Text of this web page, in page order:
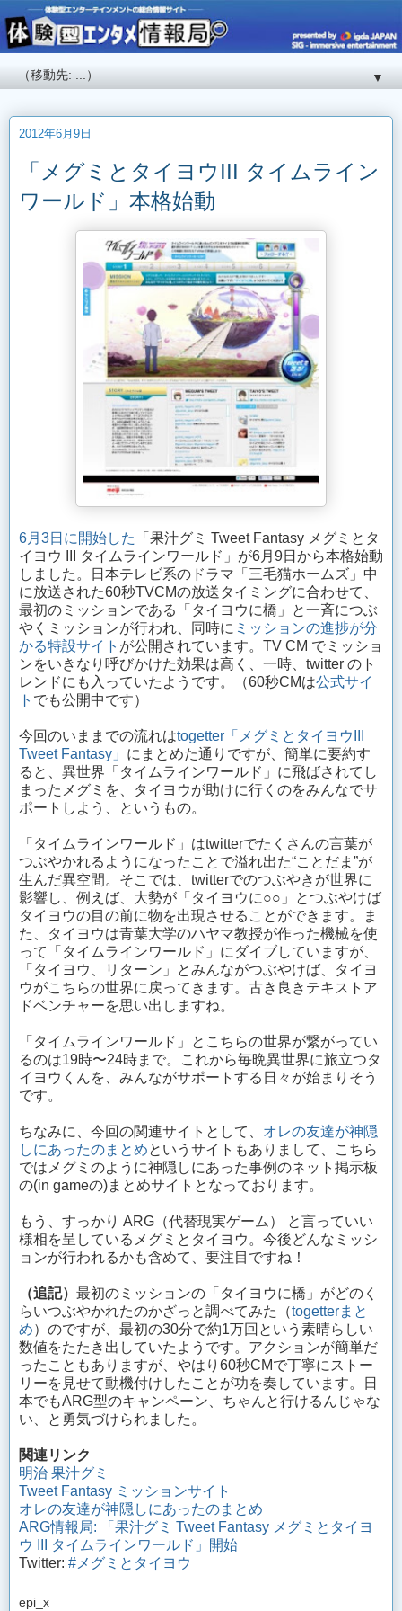
▼
2012年6月9日
「メグミとタイヨウIII タイムライン
ワールド」本格始動
6月3日に開始した
「果汁グミ Tweet Fantasy メグミとタ
イヨウ III タイムラインワールド」が6月9日から本格始動
しました。日本テレビ系のドラマ「三毛猫ホームズ」中
に放送された60秒TVCMの放送タイミングに合わせて、
最初のミッションである「タイヨウに橋」と一斉につぶ
やくミッションが行われ、同時に ミッションの進捗が分
かる特設サイト が公開されています。TV CM でミッショ
ンをいきなり呼びかけた効果は高く、一時、twitter のト
レンドにも入っていたようです。（60秒CMは公式サイ
ト でも公開中です）
今回のいままでの流れはtogetter「メグミとタイヨウIII
Tweet Fantasy」 にまとめた通りですが、簡単に要約す
ると、異世界「タイムラインワールド」に飛ばされてし
まったメグミを、タイヨウが助けに行くのをみんなでサ
ポートしよう、というもの。
「タイムラインワールド」はtwitterでたくさんの言葉が
つぶやかれるようになったことで溢れ出た“ことだま”が
生んだ異空間。そこでは、twitterでのつぶやきが世界に
影響し、例えば、大勢が「タイヨウに○○」とつぶやけば
タイヨウの目の前に物を出現させることができます。ま
た、タイヨウは青葉大学のハヤマ教授が作った機械を使
って「タイムラインワールド」にダイブしていますが、
「タイヨウ、リターン」とみんながつぶやけば、タイヨ
ウがこちらの世界に戻ってきます。古き良きテキストア
ドベンチャーを思い出しますね。
「タイムラインワールド」とこちらの世界が繋がってい
るのは19時〜24時まで。これから毎晩異世界に旅立つタ
イヨウくんを、みんながサポートする日々が始まりそう
です。
ちなみに、今回の関連サイトとして、 オレの友達が神隠
しにあったのまとめというサイトもありまして、こちら
ではメグミのように神隠しにあった事例のネット掲示板
の(in gameの)まとめサイトとなっております。
もう、すっかり ARG（代替現実ゲーム） と言っていい
様相を呈しているメグミとタイヨウ。今後どんなミッシ
ョンが行われるかも含めて、要注目ですね！
（追記） 最初のミッションの「タイヨウに橋」がどのく
らいつぶやかれたのかざっと調べてみた（togetterまと
め）のですが、最初の30分で約1万回という素晴らしい
数値をたたき出していたようです。アクションが簡単だ
ったこともありますが、やはり60秒CMで丁寧にストー
リーを見せて動機付けしたことが功を奏しています。日
本でもARG型のキャンペーン、ちゃんと行けるんじゃな
い、と勇気づけられました。
関連リンク
明治 果汁グミ
Tweet Fantasy ミッションサイト
オレの友達が神隠しにあったのまとめ
ARG情報局: 「果汁グミ Tweet Fantasy メグミとタイヨ
ウ III タイムラインワールド」開始
Twitter: #メグミとタイヨウ
epi_x